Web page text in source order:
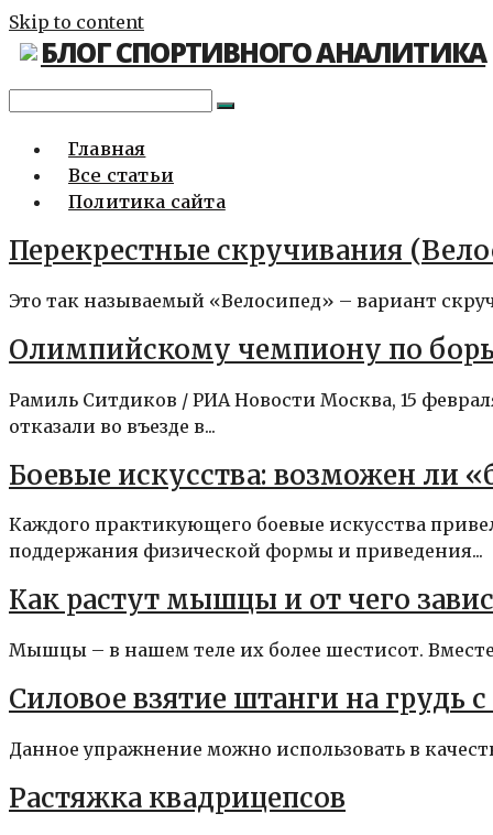
Skip to content
БЛОГ СПОРТИВНОГО АНАЛИТИКА
Главная
Все статьи
Политика сайта
Перекрестные скручивания
Это так называемый «Велосипед» – вариант
Олимпийскому чемпиону по
Рамиль Ситдиков / РИА Новости Москва, 15
отказали во въезде в...
Боевые искусства: возможен ли
Каждого практикующего боевые искусства
поддержания физической формы и приведения...
Как растут мышцы и от чего
Мышцы – в нашем теле их более шестисот.
Силовое взятие штанги на грудь с
Данное упражнение можно использовать в
Растяжка квадрицепсов